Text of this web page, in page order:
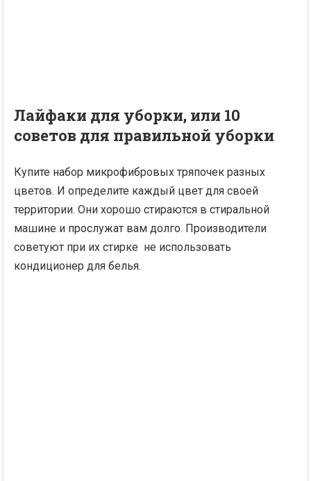
Лайфаки для уборки, или 10
советов для правильной уборки
Купите набор микрофибровых тряпочек разных
цветов. И определите каждый цвет для своей
территории. Они хорошо стираются в стиральной
машине и прослужат вам долго. Производители
советуют при их стирке не использовать
кондиционер для белья.